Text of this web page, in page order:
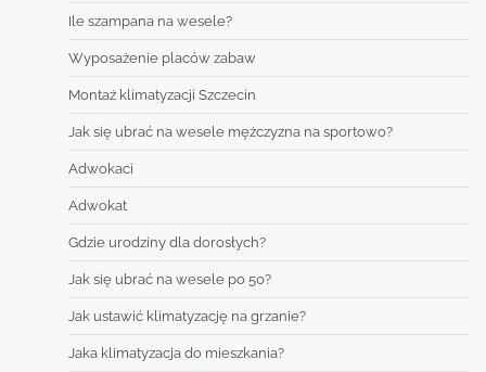
Ile szampana na wesele?
Wyposażenie placów zabaw
Montaż klimatyzacji Szczecin
Jak się ubrać na wesele mężczyzna na sportowo?
Adwokaci
Adwokat
Gdzie urodziny dla dorosłych?
Jak się ubrać na wesele po 50?
Jak ustawić klimatyzację na grzanie?
Jaka klimatyzacja do mieszkania?